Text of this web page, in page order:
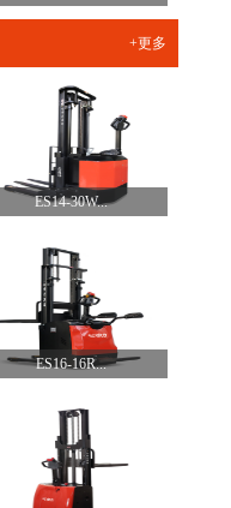
+更多
ES14-30W...
ES16-16R...